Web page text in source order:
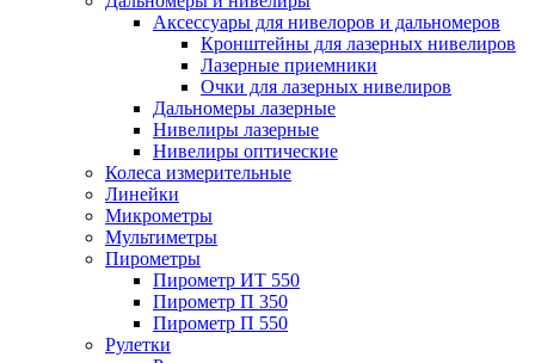
Аксессуары для нивелоров и дальномеров
Кронштейны для лазерных нивелиров
Лазерные приемники
Очки для лазерных нивелиров
Дальномеры лазерные
Нивелиры лазерные
Нивелиры оптические
Колеса измерительные
Линейки
Микрометры
Мультиметры
Пирометры
Пирометр ИТ 550
Пирометр П 350
Пирометр П 550
Рулетки